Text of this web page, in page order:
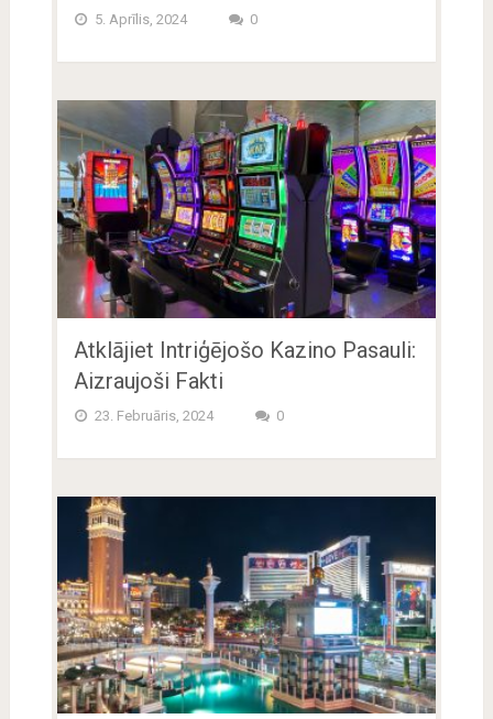
5. Aprīlis, 2024 0
Atklājiet Intriģējošo Kazino Pasauli:
Aizraujoši Fakti
23. Februāris, 2024 0